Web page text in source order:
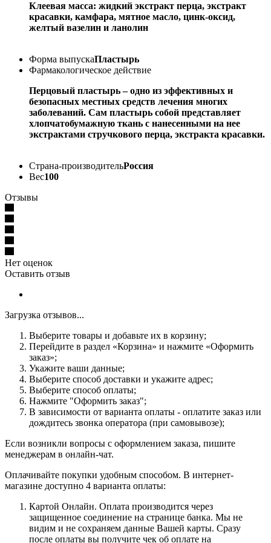
Клеевая масса: жидкий экстракт перца, экстракт
красавки, камфара, мятное масло, цинк-оксид,
желтый вазелин и ланолин
Форма выпускаПластырь
Фармакологическое действие
Перцовый пластырь – одно из эффективных и
безопасных местных средств лечения многих
заболеваний. Сам пластырь собой представляет
хлопчатобумажную ткань с нанесенными на нее
экстрактами стручкового перца, экстракта красавки.
Страна-производительРоссия
Вес100
Отзывы
Нет оценок
Оставить отзыв
Загрузка отзывов...
Выберите товары и добавьте их в корзину;
Перейдите в раздел «Корзина» и нажмите «Оформить
заказ»;
Укажите ваши данные;
Выберите способ доставки и укажите адрес;
Выберите способ оплаты;
Нажмите "Оформить заказ";
В зависимости от варианта оплаты - оплатите заказ или
дождитесь звонка оператора (при самовывозе);
Если возникли вопросы с оформлением заказа, пишите
менеджерам в онлайн-чат.
Оплачивайте покупки удобным способом. В интернет-
магазине доступно 4 варианта оплаты:
Картой Онлайн. Оплата производится через
защищенное соединение на странице банка. Мы не
видим и не сохраняем данные Вашей карты. Сразу
после оплаты вы получите чек об оплате на